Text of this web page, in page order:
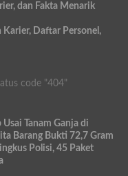
dan Fakta Menarik
Karier, Daftar Personel,
code "404"
Tanam Ganja di
Barang Bukti 72,7 Gram
Polisi, 45 Paket